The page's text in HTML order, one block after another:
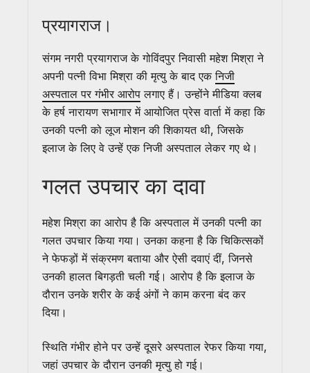
प्रयागराज।
संगम नगरी प्रयागराज के गोविंदपुर निवासी महेश मिश्रा ने
अपनी पत्नी विभा मिश्रा की मृत्यु के बाद एकनिजी
अस्पताल पर गंभीर आरोप लगाए हैं। उन्होंने मीडिया क्लब
के हर्ष नारायण सभागार में आयोजित प्रेस वार्ता में कहा कि
उनकी पत्नी को लूज मोशन की शिकायत थी, जिसके
इलाज के लिए वे उन्हें एक निजी अस्पताल लेकर गए थे।
गलत उपचार का दावा
महेश मिश्रा का आरोप है कि अस्पताल में उनकी पत्नी का
गलत उपचार किया गया। उनका कहना है कि चिकित्सकों
ने फेफड़ों में संक्रमण बताया और ऐसी दवाएं दीं, जिनसे
उनकी हालत बिगड़ती चली गई। आरोप है कि इलाज के
दौरान उनके शरीर के कई अंगों ने काम करना बंद कर
दिया।
स्थिति गंभीर होने पर उन्हें दूसरे अस्पताल रेफर किया गया,
जहां उपचार के दौरान उनकी मृत्यु हो गई।